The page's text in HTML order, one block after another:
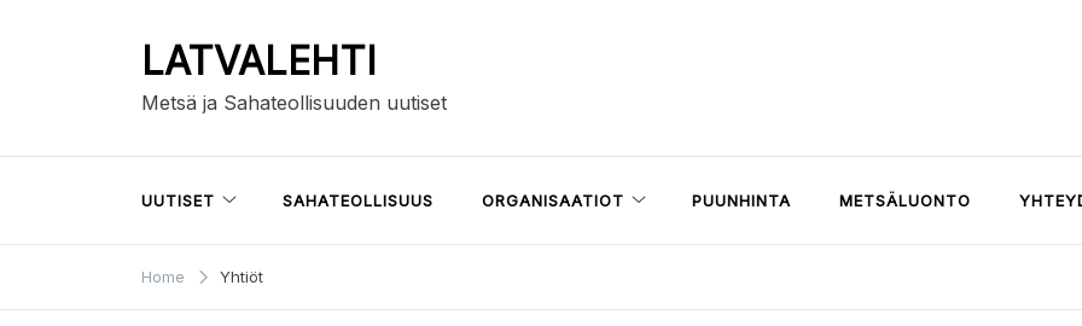
LATVALEHTI
Metsä ja Sahateollisuuden uutiset
UUTISET SAHATEOLLISUUS ORGANISAATIOT PUUNHINTA METSÄLUONTO
Home Yhtiöt